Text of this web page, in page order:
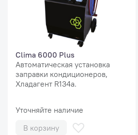
Clima 6000 Plus
Автоматическая установка
заправки кондиционеров,
Хладагент R134a.
Уточняйте наличие
В корзину